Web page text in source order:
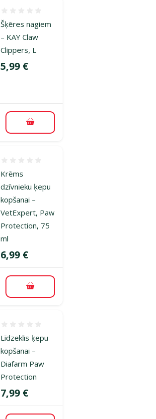
Šķēres nagiem
– KAY Claw
Clippers, L
Cena
5,99 €
Pievienot grozam
Krēms
dzīvnieku ķepu
kopšanai –
VetExpert, Paw
Protection, 75
ml
Cena
6,99 €
Pievienot grozam
Līdzeklis ķepu
kopšanai –
Diafarm Paw
Protection
Cena
7,99 €